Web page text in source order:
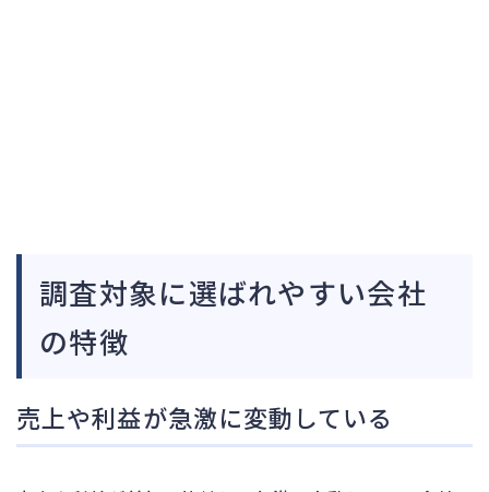
調査対象に選ばれやすい会社
の特徴
売上や利益が急激に変動している